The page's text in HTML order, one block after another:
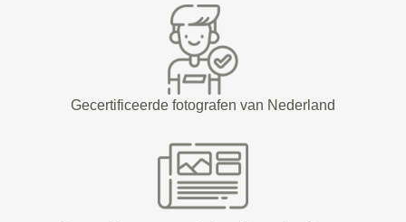
Gecertificeerde fotografen van Nederland